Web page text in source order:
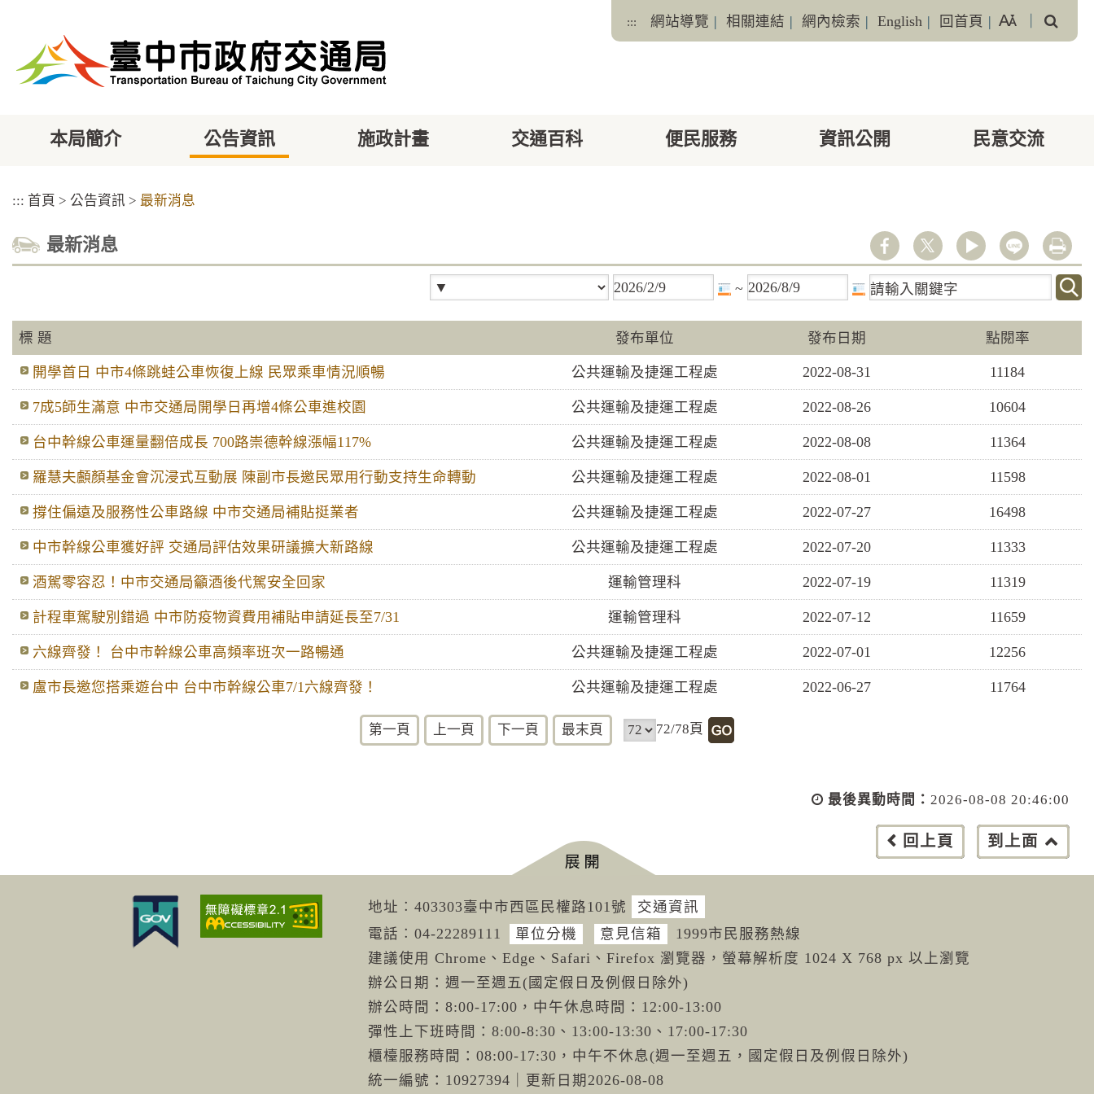
::: 網站導覽 | 相關連結 | 網內檢索 | English | 回首頁 |
尋
本局簡介 公告資訊 施政計畫 交通百科 便民服務 資訊公開 民意交流
::: 首頁 > 公告資訊 > 最新消息
最新消息
~
標 題 發布單位 發布日期 點閱率
開學首日 中市4條跳蛙公車恢復上線 民眾乘車情況順暢 公共運輸及捷運工程處 2022-08-31 11184
7成5師生滿意 中市交通局開學日再增4條公車進校園 公共運輸及捷運工程處 2022-08-26 10604
台中幹線公車運量翻倍成長 700路崇德幹線漲幅117% 公共運輸及捷運工程處 2022-08-08 11364
羅慧夫顱顏基金會沉浸式互動展 陳副市長邀民眾用行動支持生命轉動 公共運輸及捷運工程處 2022-08-01 11598
撐住偏遠及服務性公車路線 中市交通局補貼挺業者 公共運輸及捷運工程處 2022-07-27 16498
中市幹線公車獲好評 交通局評估效果研議擴大新路線 公共運輸及捷運工程處 2022-07-20 11333
酒駕零容忍！中市交通局籲酒後代駕安全回家 運輸管理科 2022-07-19 11319
計程車駕駛別錯過 中市防疫物資費用補貼申請延長至7/31 運輸管理科 2022-07-12 11659
六線齊發！ 台中市幹線公車高頻率班次一路暢通 公共運輸及捷運工程處 2022-07-01 12256
盧市長邀您搭乘遊台中 台中市幹線公車7/1六線齊發！ 公共運輸及捷運工程處 2022-06-27 11764
第一頁 上一頁 下一頁 最末頁 72/78頁
最後異動時間： 2026-08-08 20:46:00
回上頁 到上面
地址︰403303臺中市西區民權路101號
交通資訊
電話︰04-22289111 單位分機 意見信箱
1999市民服務熱線
建議使用 Chrome、Edge、Safari、Firefox 瀏覽器，螢幕解析度 1024 X 768 px 以上瀏覽
辦公日期：週一至週五(國定假日及例假日除外)
辦公時間：8:00-17:00，中午休息時間：12:00-13:00
彈性上下班時間：8:00-8:30、13:00-13:30、17:00-17:30
櫃檯服務時間：08:00-17:30，中午不休息(週一至週五，國定假日及例假日除外)
統一編號：10927394
更新日期 2026-08-08